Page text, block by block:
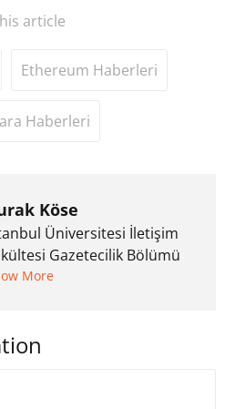
article
Ethereum Haberleri
Haberleri
Köse
Üniversitesi İletişim
Gazetecilik Bölümü
6 yıl ana akım
2017'nin Mayıs ayından
More